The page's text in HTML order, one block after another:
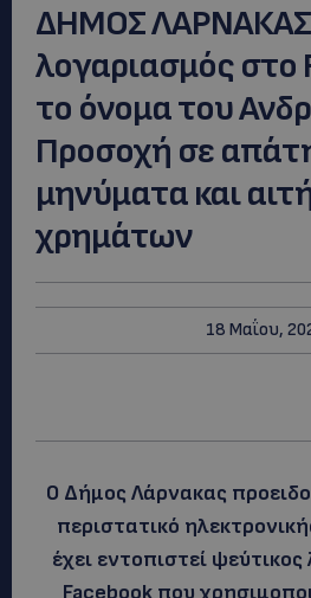
ΔΗΜΟΣ
λογαριασμός στο
το όνομα του
Προσοχή σε
μηνύματα και
χρημάτων
18 Μαΐου,
Ο Δήμος Λάρνακας
περιστατικό
έχει εντοπιστεί
Facebook που